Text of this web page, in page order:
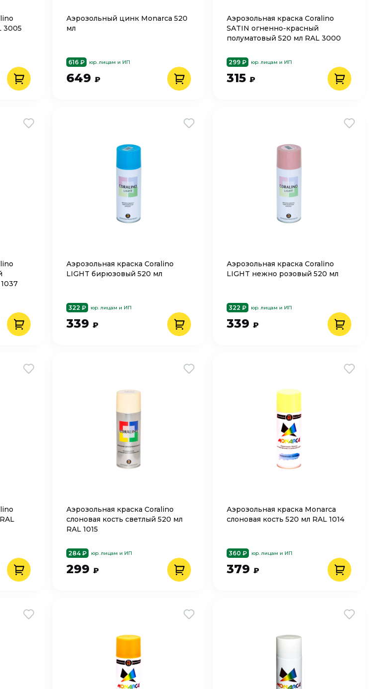
3005
Аэрозольный цинк Monarca 520
мл
616 ₽ юр. лицам и ИП
649 ₽
Аэрозольная краска Coralino
SATIN огненно-красный
полуматовый 520 мл RAL 3000
299 ₽ юр. лицам и ИП
315 ₽
Аэрозольная краска Coralino
LIGHT бирюзовый 520 мл
322 ₽ юр. лицам и ИП
339 ₽
Аэрозольная краска Coralino
LIGHT нежно розовый 520 мл
322 ₽ юр. лицам и ИП
339 ₽
Аэрозольная краска Coralino
слоновая кость светлый 520 мл
RAL 1015
284 ₽ юр. лицам и ИП
299 ₽
Аэрозольная краска Monarca
слоновая кость 520 мл RAL 1014
360 ₽ юр. лицам и ИП
379 ₽